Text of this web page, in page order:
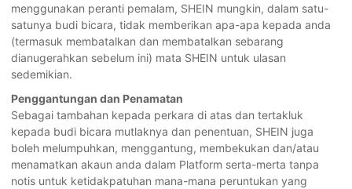
menggunakan peranti pemalam, SHEIN mungkin, dalam satu-
satunya budi bicara, tidak memberikan apa-apa kepada anda
(termasuk membatalkan dan membatalkan sebarang
dianugerahkan sebelum ini) mata SHEIN untuk ulasan
sedemikian.
Penggantungan dan Penamatan
Sebagai tambahan kepada perkara di atas dan tertakluk
kepada budi bicara mutlaknya dan penentuan, SHEIN juga
boleh melumpuhkan, menggantung, membekukan dan/atau
menamatkan akaun anda dalam Platform serta-merta tanpa
notis untuk ketidakpatuhan mana-mana peruntukan yang